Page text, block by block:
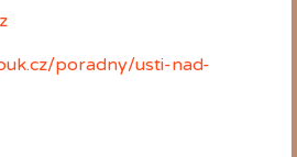
poradny/usti-nad-